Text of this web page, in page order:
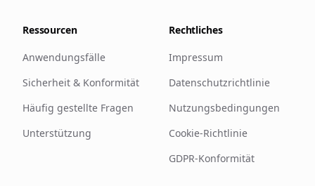
Ressourcen
Anwendungsfälle
Sicherheit & Konformität
Häufig gestellte Fragen
Unterstützung
Rechtliches
Impressum
Datenschutzrichtlinie
Nutzungsbedingungen
Cookie-Richtlinie
GDPR-Konformität